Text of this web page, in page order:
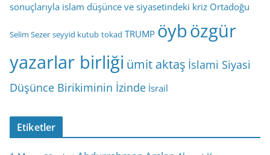
sonuçlarıyla islam düşünce ve siyasetindeki kriz Ortadoğu
Selim Sezer seyyid kutub tokad TRUMP öybözgür
yazarlar birliği ümit aktaş İslami Siyasi
Düşünce Birikiminin İzinde İsrail
Etiketler